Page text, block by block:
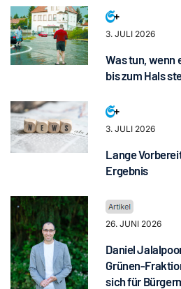
3. JULI 2026
Was tun, wenn
bis zum Hals
3. JULI 2026
Lange
Ergebnis
26. JUNI 2026
Daniel
Grünen-
sich für